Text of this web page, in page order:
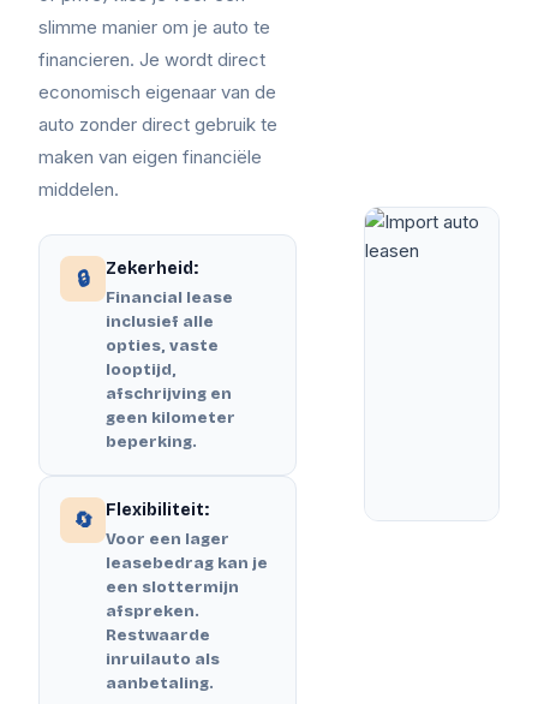
slimme manier om je auto te
financieren. Je wordt direct
economisch eigenaar van de
auto zonder direct gebruik te
maken van eigen financiële
middelen.
🔒 Zekerheid:
Financial lease
inclusief alle
opties, vaste
looptijd,
afschrijving en
geen kilometer
beperking.
🔄 Flexibiliteit:
Voor een lager
leasebedrag kan je
een slottermijn
afspreken.
Restwaarde
inruilauto als
aanbetaling.